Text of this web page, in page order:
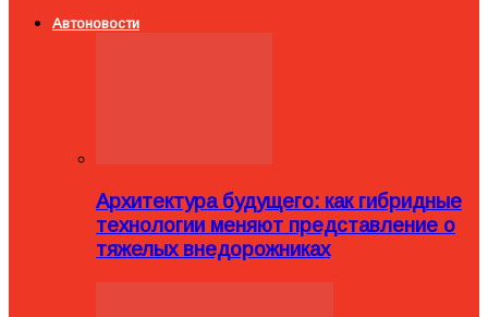
Автоновости
Архитектура будущего: как гибридные
технологии меняют представление о
тяжелых внедорожниках